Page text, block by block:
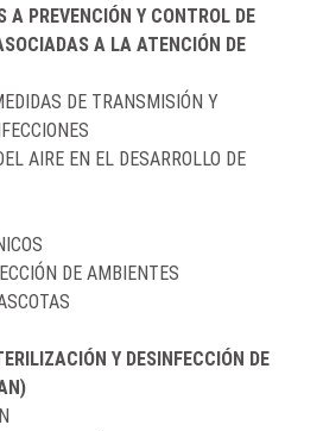
A PREVENCIÓN Y CONTROL DE
A LA ATENCIÓN DE
DE TRANSMISIÓN Y
AIRE EN EL DESARROLLO DE
DE AMBIENTES
Y DESINFECCIÓN DE